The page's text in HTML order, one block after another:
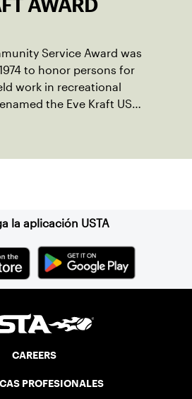
AWARD
Service Award was
to honor persons for
work in recreational
the Eve Kraft USTA
la aplicación USTA
CAREERS
PROFESIONALES